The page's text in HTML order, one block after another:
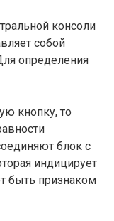
консоли
собой
определения
кнопку, то
блок с
индицирует
быть признаком